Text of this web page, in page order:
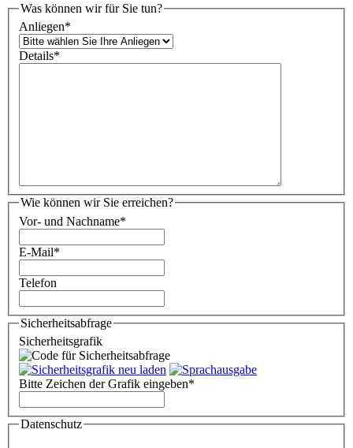
Was können wir für Sie tun?
Anliegen*
Details*
Wie können wir Sie erreichen?
Vor- und Nachname*
E-Mail*
Telefon
Sicherheitsabfrage
Sicherheitsgrafik
Bitte Zeichen der Grafik eingeben*
Datenschutz